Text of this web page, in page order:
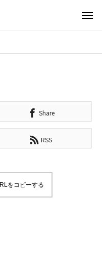
Share
RSS
をコピーする